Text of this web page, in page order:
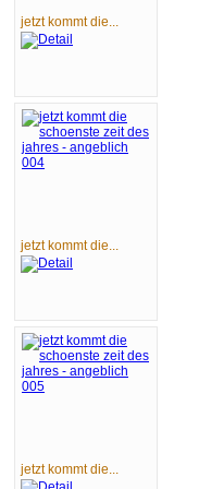
jetzt kommt die...
jetzt kommt die...
jetzt kommt die...